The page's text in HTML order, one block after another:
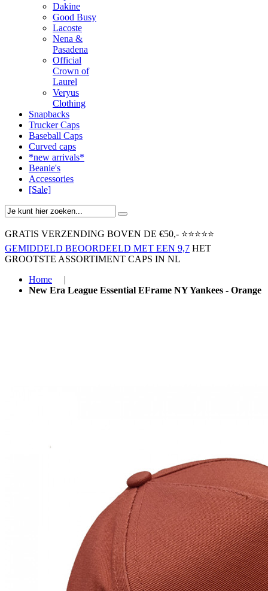
Dakine
Good Busy
Lacoste
Nena &
Pasadena
Official
Crown of
Laurel
Veryus
Clothing
Snapbacks
Trucker Caps
Baseball Caps
Curved caps
*new arrivals*
Beanie's
Accessories
[Sale]
GRATIS VERZENDING BOVEN ​DE €50,-​ ⭐⭐⭐⭐⭐
GEMIDDELD BEOORDEELD MET EEN 9,7 HET
GROOTSTE ASSORTIMENT CAPS IN NL
Home
|
New Era League Essential EFrame NY Yankees - Orange